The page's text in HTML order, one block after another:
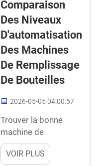
possédant ses
propres...
bouteilles est rapide,
plus votre entreprise
peut produire de
produits dans un laps
de temps donné.
Chez Modern, nous
sommes également
conscients de
conditionnement
rapide. N’oubliez pas
que chaque seconde…
Comparaison
Des Niveaux
D'automatisation
Des Machines
De Remplissage
De Bouteilles
2026-05-05 04:00:57
Trouver la bonne
machine de
remplissage de
bouteilles peut
VOIR PLUS